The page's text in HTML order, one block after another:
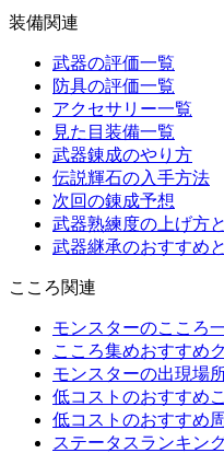
装備関連
武器の評価一覧
防具の評価一覧
アクセサリー一覧
見た目装備一覧
武器錬成のやり方
伝説輝石の入手方法
次回の錬成予想
武器熟練度の上げ方
武器継承のおすすめ
こころ関連
モンスターのこころ
こころ集めおすすめ
モンスターの出現場
低コストのおすすめ
低コストのおすすめ
ステータスランキン